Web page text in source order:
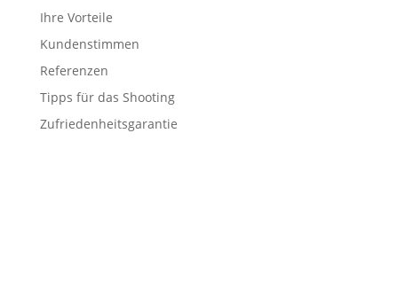
Ihre Vorteile
Kundenstimmen
Referenzen
Tipps für das Shooting
Zufriedenheitsgarantie